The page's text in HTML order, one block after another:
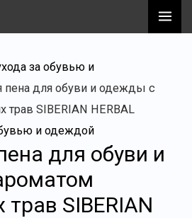
за обувью и
пена для обуви и одежды с
трав SIBERIAN HERBAL
и одеждой
для обуви и
трав SIBERIAN